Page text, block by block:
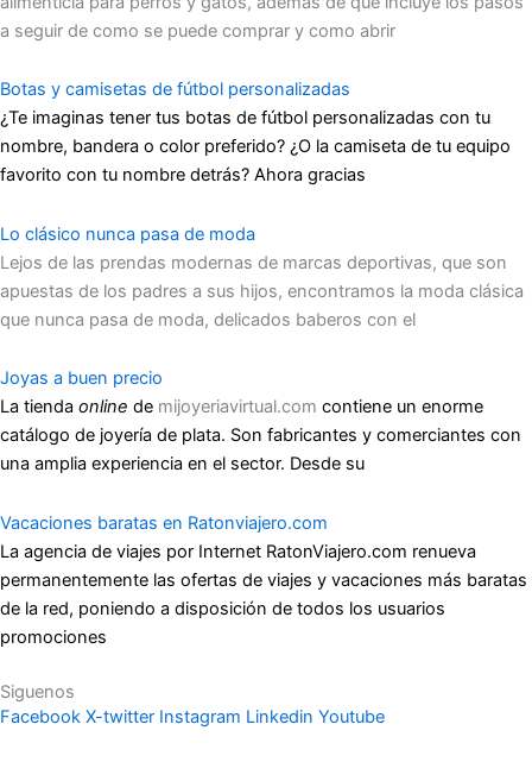
a seguir de como se puede comprar y como abrir
Botas y camisetas de fútbol personalizadas
¿Te imaginas tener tus botas de fútbol personalizadas con tu
nombre, bandera o color preferido? ¿O la camiseta de tu equipo
favorito con tu nombre detrás? Ahora gracias
Lo clásico nunca pasa de moda
Lejos de las prendas modernas de marcas deportivas, que son
apuestas de los padres a sus hijos, encontramos la moda clásica
que nunca pasa de moda, delicados baberos con el
Joyas a buen precio
La tienda online de mijoyeriavirtual.com contiene un enorme
catálogo de joyería de plata. Son fabricantes y comerciantes con
una amplia experiencia en el sector. Desde su
Vacaciones baratas en Ratonviajero.com
La agencia de viajes por Internet RatonViajero.com renueva
permanentemente las ofertas de viajes y vacaciones más baratas
de la red, poniendo a disposición de todos los usuarios
promociones
Siguenos
Facebook X-twitter Instagram Linkedin Youtube